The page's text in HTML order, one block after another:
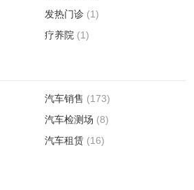
发热门诊 (1)
疗养院 (1)
汽车销售 (173)
汽车检测场 (8)
汽车租赁 (16)